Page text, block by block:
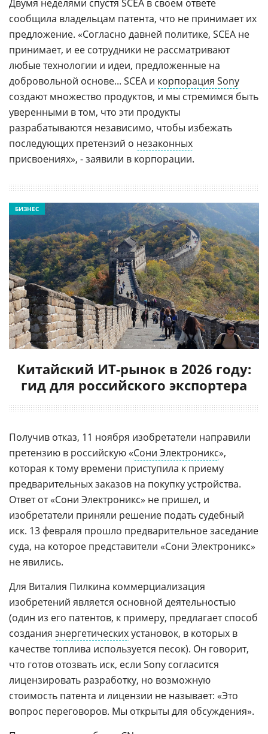
Двумя неделями спустя SCEA в своем ответе
сообщила владельцам патента, что не принимает их
предложение. «Согласно давней политике, SCEA не
принимает, и ее сотрудники не рассматривают
любые технологии и идеи, предложенные на
добровольной основе... SCEA и корпорация Sony
создают множество продуктов, и мы стремимся быть
уверенными в том, что эти продукты
разрабатываются независимо, чтобы избежать
последующих претензий о незаконных
присвоениях», - заявили в корпорации.
Китайский ИТ-рынок в 2026 году:
гид для российского экспортера
БИЗНЕС
Получив отказ, 11 ноября изобретатели направили
претензию в российскую «Сони Электроникс»,
которая к тому времени приступила к приему
предварительных заказов на покупку устройства.
Ответ от «Сони Электроникс» не пришел, и
изобретатели приняли решение подать судебный
иск. 13 февраля прошло предварительное заседание
суда, на которое представители «Сони Электроникс»
не явились.
Для Виталия Пилкина коммерциализация
изобретений является основной деятельностью
(один из его патентов, к примеру, предлагает способ
создания энергетическихустановок, в которых в
качестве топлива используется песок). Он говорит,
что готов отозвать иск, если Sony согласится
лицензировать разработку, но возможную
стоимость патента и лицензии не называет: «Это
вопрос переговоров. Мы открыты для обсуждения».